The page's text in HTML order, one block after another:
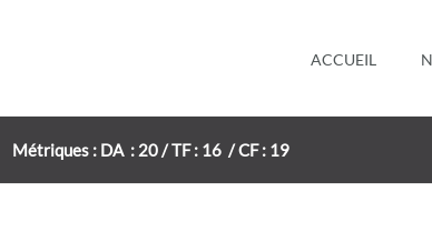
ACCUEIL
Métriques : DA : 20 / TF : 16 / CF : 19